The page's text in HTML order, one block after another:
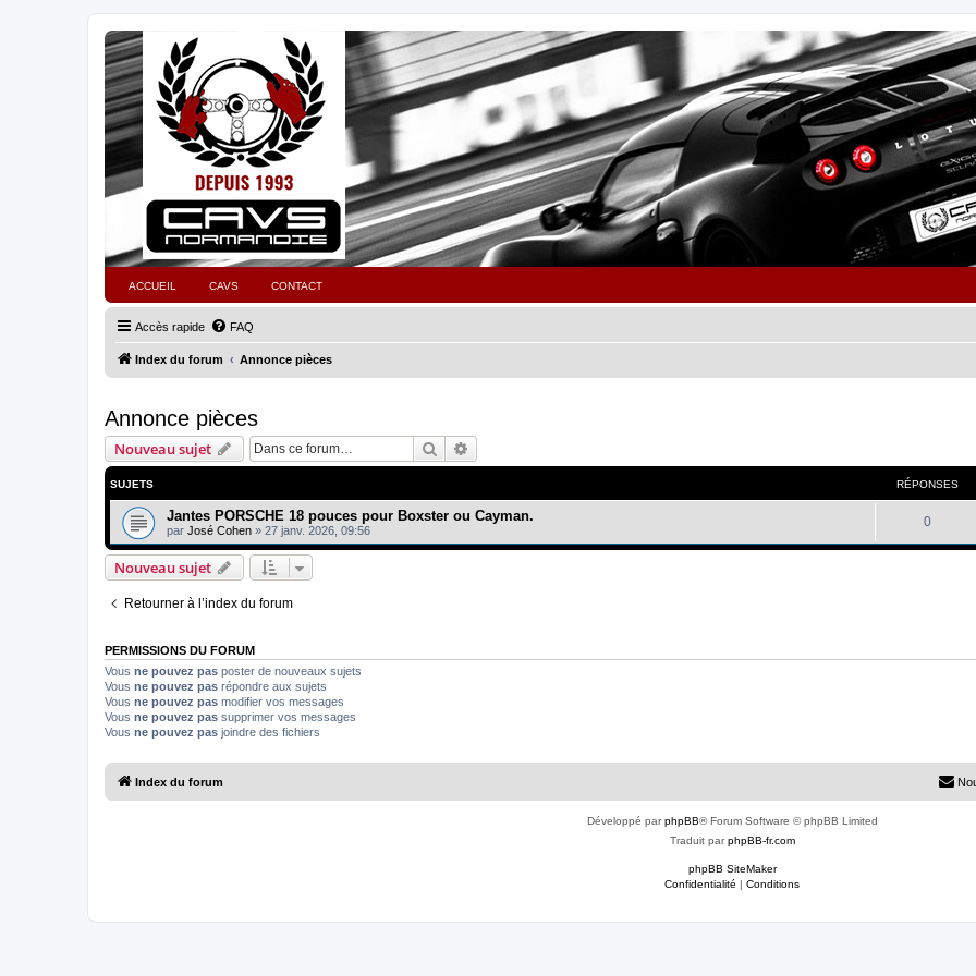
ACCUEIL CAVS CONTACT
Accès rapide FAQ
Index du forum Annonce pièces
Annonce pièces
Nouveau sujet Rechercher
SUJETS RÉPONSES
Jantes PORSCHE 18 pouces pour Boxster ou Cayman.
par José Cohen » 27 janv. 2026, 09:56
0R
é
s
Nouveau sujet
Retourner à l’index du forum
PERMISSIONS DU FORUM
Vous ne pouvez pas poster de nouveaux sujets
Vous ne pouvez pas répondre aux sujets
Vous ne pouvez pas modifier vos messages
Vous ne pouvez pas supprimer vos messages
Vous ne pouvez pas joindre des fichiers
Index du forum
Développé parphpBB® Forum Software © phpBB Limited
Traduit parphpBB-fr.com
phpBB SiteMaker
Confidentialité | Conditions